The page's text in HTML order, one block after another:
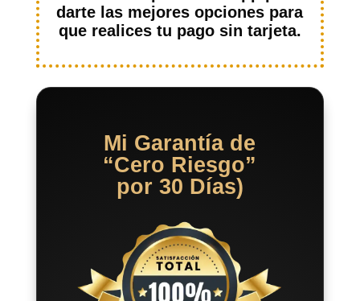
darte las mejores opciones para
que realices tu pago sin tarjeta.
Mi Garantía de
“Cero Riesgo”
por 30 Días)